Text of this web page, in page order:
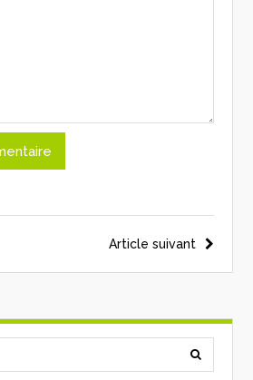
Article suivant